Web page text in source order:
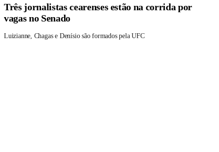
Três jornalistas cearenses estão na corrida por
vagas no Senado
Luizianne, Chagas e Denísio são formados pela UFC